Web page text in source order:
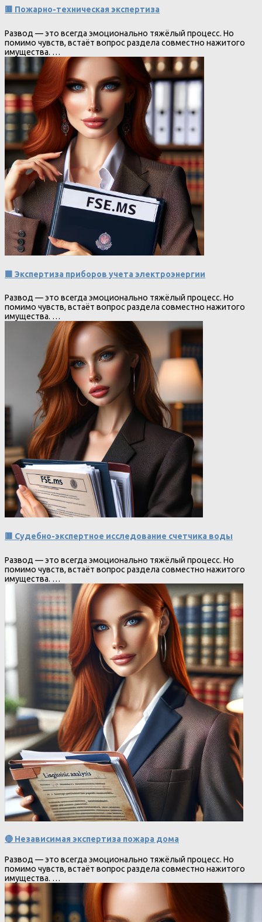
🟥 Пожарно-техническая экспертиза
Развод — это всегда эмоционально тяжёлый процесс. Но
помимо чувств, встаёт вопрос раздела совместно нажитого
имущества. …
🟩 Экспертиза приборов учета электроэнергии
Развод — это всегда эмоционально тяжёлый процесс. Но
помимо чувств, встаёт вопрос раздела совместно нажитого
имущества. …
🟥 Судебно-экспертное исследование счетчика воды
Развод — это всегда эмоционально тяжёлый процесс. Но
помимо чувств, встаёт вопрос раздела совместно нажитого
имущества. …
🔴 Независимая экспертиза пожара дома
Развод — это всегда эмоционально тяжёлый процесс. Но
помимо чувств, встаёт вопрос раздела совместно нажитого
имущества. …